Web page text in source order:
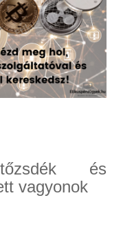
és
vagyonok